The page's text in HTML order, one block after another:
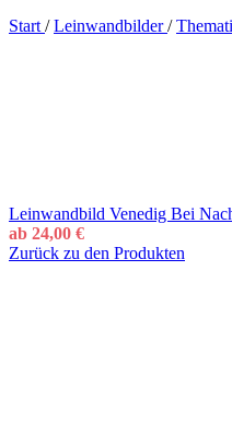
Start / Leinwandbilder/
Leinwandbild Venedig Bei
ab 24,00 €
Zurück zu den Produkten